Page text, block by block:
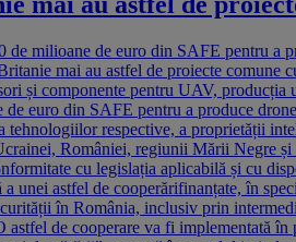
de milioane de euro din SAFE pentru a
mai au astfel de proiecte
și componente pentru UAV, producția
euro din SAFE pentru a produce
tehnologiilor respective, a proprietății
României, regiunii Mării Negre și
cu legislația aplicabilă și cu
a unei astfel de cooperărifinanțate, în
în România, inclusiv prin
astfel de cooperare va fi implementată